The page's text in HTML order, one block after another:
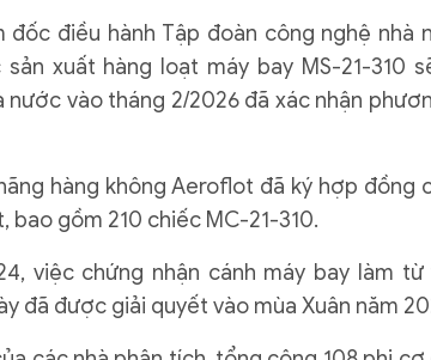
đốc điều hành Tập đoàn công nghệ nhà
xuất hàng loạt máy bay MS-21-310
nước vào tháng 2/2026 đã xác nhận
hàng không Aeroflot đã ký hợp đồng
bao gồm 210 chiếc MC-21-310.
việc chứng nhận cánh máy bay làm
đã được giải quyết vào mùa Xuân năm